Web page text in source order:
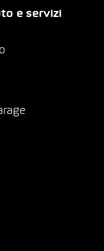
e servizi